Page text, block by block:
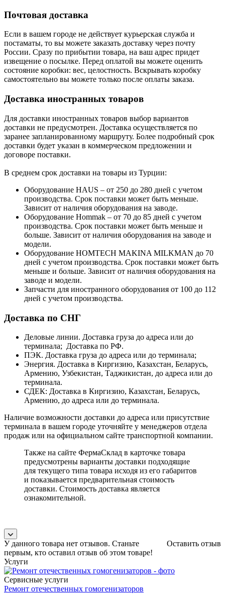
Почтовая доставка
Если в вашем городе не действует курьерская служба и
постаматы, то вы можете заказать доставку через почту
России. Сразу по прибытии товара, на ваш адрес придет
извещение о посылке. Перед оплатой вы можете оценить
состояние коробки: вес, целостность. Вскрывать коробку
самостоятельно вы можете только после оплаты заказа.
Доставка иностранных товаров
Для доставки иностранных товаров выбор вариантов
доставки не предусмотрен. Доставка осуществляется по
заранее запланированному маршруту. Более подробный срок
доставки будет указан в коммерческом предложении и
договоре поставки.
В среднем срок доставки на товары из Турции:
Оборудование HAUS – от 250 до 280 дней с учетом
производства. Срок поставки может быть меньше.
Зависит от наличия оборудования на заводе.
Оборудование Hommak – от 70 до 85 дней с учетом
производства. Срок поставки может быть меньше и
больше. Зависит от наличия оборудования на заводе и
модели.
Оборудование HOMTECH MAKINA MILKMAN до 70
дней с учетом производства. Срок поставки может быть
меньше и больше. Зависит от наличия оборудования на
заводе и модели.
Запчасти для иностранного оборудования от 100 до 112
дней с учетом производства.
Доставка по СНГ
Деловые линии. Доставка груза до адреса или до
терминала; Доставка по РФ.
ПЭК. Доставка груза до адреса или до терминала;
Энергия. Доставка в Киргизию, Казахстан, Беларусь,
Армению, Узбекистан, Таджикистан, до адреса или до
терминала.
СДЕК: Доставка в Киргизию, Казахстан, Беларусь,
Армению, до адреса или до терминала.
Наличие возможности доставки до адреса или присутствие
терминала в вашем городе уточняйте у менеджеров отдела
продаж или на официальном сайте транспортной компании.
Также на сайте ФермаСклад в карточке товара
предусмотрены варианты доставки подходящие
для текущего типа товара исходя из его габаритов
и показывается предварительная стоимость
доставки. Стоимость доставка является
ознакомительной.
Оставить отзыв
У данного товара нет отзывов. Станьте
первым, кто оставил отзыв об этом товаре!
Услуги
Сервисные услуги
Ремонт отечественных гомогенизаторов